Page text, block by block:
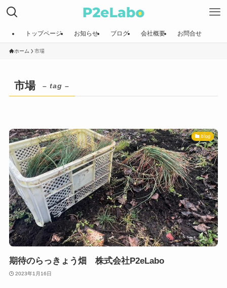
トップページ お知らせ ブログ 会社概要 お問合せ
ホーム 市場
市場 – tag –
blog
期待のらっきょう畑 株式会社P2eLabo
2023年1月16日